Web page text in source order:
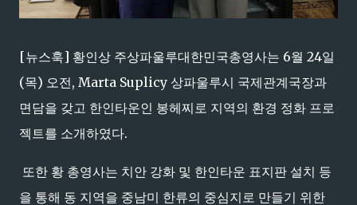
[뉴스훅] 황인상 주상파울루대한민국총영사는 6월 24일
(목) 오전, Marta Suplicy 상파울루시 국제관계국장과
면담을 갖고 한인타운인 봉헤찌로 지역의 환경 정화 프로
젝트를 소개하였다.
또한 황 총영사는 치안 강화 및 한인타운 표지판 설치 등
을 통해 동 지역을 중남미 한류의 중심지로 만들기 위한